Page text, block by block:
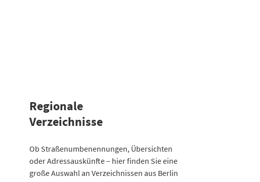
Regionale
Verzeichnisse
KategorieStraßenumbenennungen Berlin
2013
7
2014
8
Ob Straßenumbenennungen, Übersichten
oder Adressauskünfte – hier finden Sie eine
große Auswahl an Verzeichnissen aus Berlin